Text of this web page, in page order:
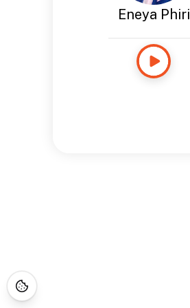
Eneya Phiri